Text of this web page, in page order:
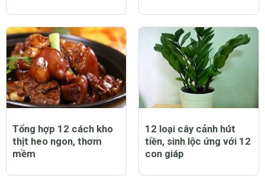
Tổng hợp 12 cách kho
thịt heo ngon, thơm
mềm
12 loại cây cảnh hút
tiền, sinh lộc ứng với 12
con giáp